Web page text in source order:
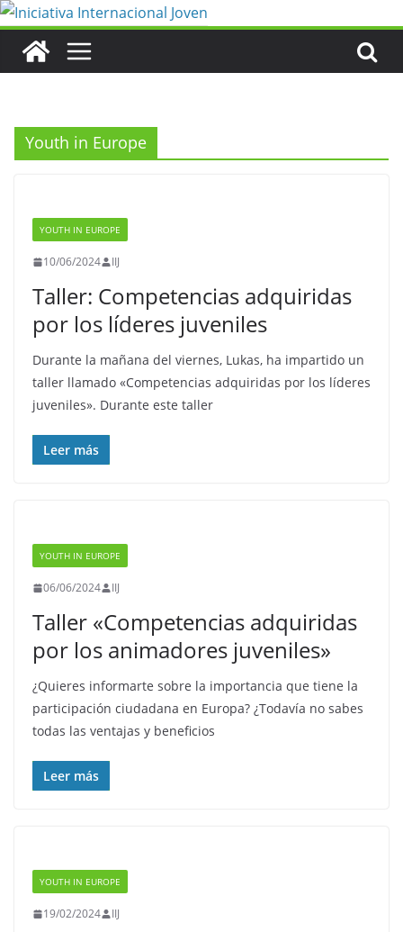
Saltar
contenido
Youth in Europe
YOUTH IN EUROPE
10/06/2024 IIJ
Taller: Competencias adquiridas
por los líderes juveniles
Durante la mañana del viernes, Lukas, ha impartido un
taller llamado «Competencias adquiridas por los líderes
juveniles». Durante este taller
Leer más
YOUTH IN EUROPE
06/06/2024 IIJ
Taller «Competencias adquiridas
por los animadores juveniles»
¿Quieres informarte sobre la importancia que tiene la
participación ciudadana en Europa? ¿Todavía no sabes
todas las ventajas y beneficios
Leer más
YOUTH IN EUROPE
19/02/2024 IIJ